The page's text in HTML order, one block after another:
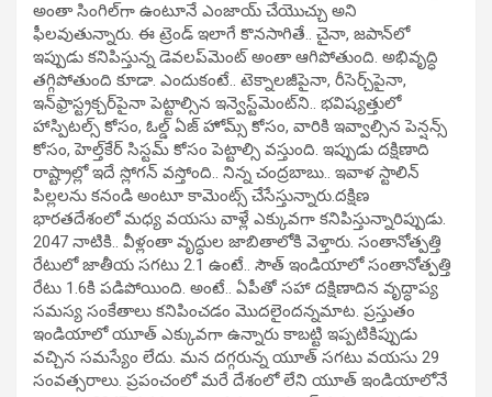
అంతా సింగిల్‌గా ఉంటూనే ఎంజాయ్‌ చేయొచ్చు అని
ఫీలవుతున్నారు. ఈ ట్రెండ్‌ ఇలాగే కొనసాగితే.. చైనా, జపాన్‌లో
ఇప్పుడు కనిపిస్తున్న డెవలప్‌మెంట్‌ అంతా ఆగిపోతుంది. అభివృద్ధి
తగ్గిపోతుంది కూడా. ఎందుకంటే.. టెక్నాలజీపైనా, రీసెర్చ్‌పైనా,
ఇన్‌ఫ్రాస్ట్రక్చర్‌పైనా పెట్టాల్సిన ఇన్వెస్ట్‌మెంట్‌ని.. భవిష్యత్తులో
హాస్పిటల్స్ కోసం, ఓల్డ్‌ ఏజ్ హోమ్స్‌ కోసం, వారికి ఇవ్వాల్సిన పెన్షన్స్‌
కోసం, హెల్త్‌కేర్‌ సిస్టమ్‌ కోసం పెట్టాల్సి వస్తుంది. ఇప్పుడు దక్షిణాది
రాష్ట్రాల్లో ఇదే స్లోగన్ వస్తోంది.. నిన్న చంద్రబాబు.. ఇవాళ స్టాలిన్
పిల్లలను కనండి అంటూ కామెంట్స్ చేసేస్తున్నారు.దక్షిణ
భారతదేశంలో మధ్య వయసు వాళ్లే ఎక్కువగా కనిపిస్తున్నారిప్పుడు.
2047 నాటికి.. వీళ్లంతా వృద్ధుల జాబితాలోకి వెళ్తారు. సంతానోత్పత్తి
రేటులో జాతీయ సగటు 2.1 ఉంటే.. సౌత్‌ ఇండియాలో సంతానోత్పత్తి
రేటు 1.6కి పడిపోయింది. అంటే.. ఏపీతో సహా దక్షిణాదిన వృద్ధాప్య
సమస్య సంకేతాలు కనిపించడం మొదలైందన్నమాట. ప్రస్తుతం
ఇండియాలో యూత్‌ ఎక్కువగా ఉన్నారు కాబట్టి ఇప్పటికిప్పుడు
వచ్చిన సమస్యేం లేదు. మన దగ్గరున్న యూత్ సగటు వయసు 29
సంవత్సరాలు. ప్రపంచంలో మరే దేశంలో లేని యూత్‌ ఇండియాలోనే